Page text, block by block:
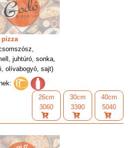
pizza
juhtúró, sonka,
olívabogyó, sajt)
26cm
3060
30cm
3390
40cm
5040